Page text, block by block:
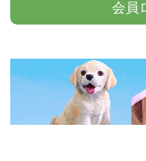
会員